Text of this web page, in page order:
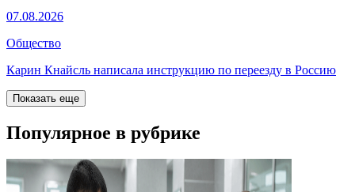
07.08.2026
Общество
Карин Кнайсль написала инструкцию по переезду в Россию
Показать еще
Популярное в рубрике